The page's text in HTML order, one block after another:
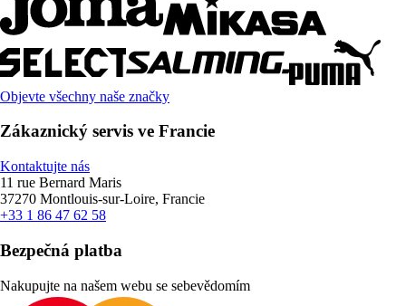
Objevte všechny naše značky
Zákaznický servis ve Francie
Kontaktujte nás
11 rue Bernard Maris
37270 Montlouis-sur-Loire, Francie
+33 1 86 47 62 58
Bezpečná platba
Nakupujte na našem webu se sebevědomím